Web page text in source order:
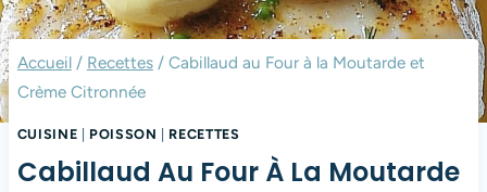
Accueil / Recettes / Cabillaud au Four à la Moutarde et
Crème Citronnée
CUISINE POISSON RECETTES
Cabillaud Au Four À La Moutarde